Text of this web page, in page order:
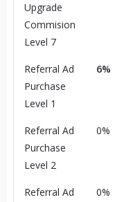
Upgrade
Commision
Level 7
Referral Ad
Purchase
Level 1
6%
Referral Ad
Purchase
Level 2
0%
Referral Ad 0%